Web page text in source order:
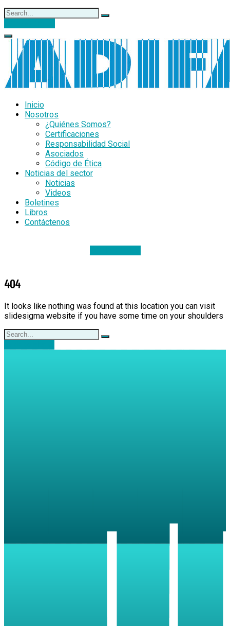
Inicio
Nosotros
¿Quiénes Somos?
Certificaciones
Responsabilidad Social
Asociados
Código de Ética
Noticias del sector
Noticias
Videos
Boletines
Libros
Contáctenos
404
It looks like nothing was found at this location you can visit
slidesigma website if you have some time on your shoulders